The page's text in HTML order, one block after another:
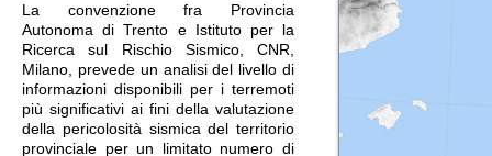
La convenzione fra Provincia
Autonoma di Trento e Istituto per la
Ricerca sul Rischio Sismico, CNR,
Milano, prevede un analisi del livello di
informazioni disponibili per i terremoti
più significativi ai fini della valutazione
della pericolosità sismica del territorio
provinciale per un limitato numero di